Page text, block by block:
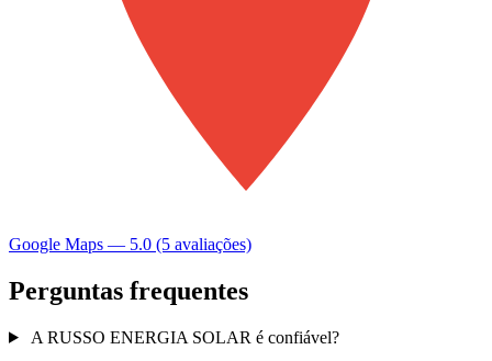
Google Maps — 5.0 (5 avaliações)
Perguntas frequentes
A RUSSO ENERGIA SOLAR é confiável?